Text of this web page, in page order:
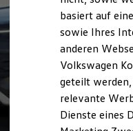
Kosten und Kauf
E-Auto-
Software und
Die ID.
ID.
Digitale
basiert auf
sowie Ihres
anderen
Volkswagen
geteilt
relevante
Dienste eines